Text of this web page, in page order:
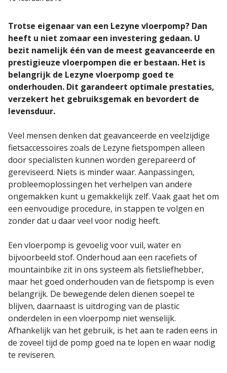
Trotse eigenaar van een Lezyne vloerpomp? Dan
heeft u niet zomaar een investering gedaan. U
bezit namelijk één van de meest geavanceerde en
prestigieuze vloerpompen die er bestaan. Het is
belangrijk de Lezyne vloerpomp goed te
onderhouden. Dit garandeert optimale prestaties,
verzekert het gebruiksgemak en bevordert de
levensduur.
Veel mensen denken dat geavanceerde en veelzijdige
fietsaccessoires zoals de Lezyne fietspompen alleen
door specialisten kunnen worden gerepareerd of
gereviseerd. Niets is minder waar. Aanpassingen,
probleemoplossingen het verhelpen van andere
ongemakken kunt u gemakkelijk zelf. Vaak gaat het om
een eenvoudige procedure, in stappen te volgen en
zonder dat u daar veel voor nodig heeft.
Een vloerpomp is gevoelig voor vuil, water en
bijvoorbeeld stof. Onderhoud aan een racefiets of
mountainbike zit in ons systeem als fietsliefhebber,
maar het goed onderhouden van de fietspomp is even
belangrijk. De bewegende delen dienen soepel te
blijven, daarnaast is uitdroging van de plastic
onderdelen in een vloerpomp niet wenselijk.
Afhankelijk van het gebruik, is het aan te raden eens in
de zoveel tijd de pomp goed na te lopen en waar nodig
te reviseren.